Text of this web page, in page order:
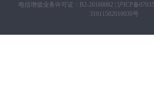
电信增值业务许可证：B2-20160082 | 沪ICP备
31011502010030号